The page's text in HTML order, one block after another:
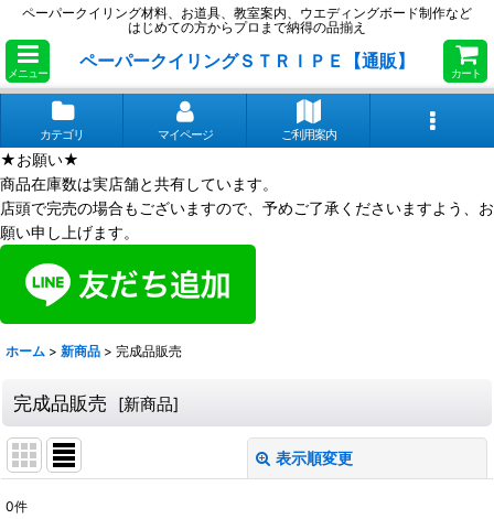
ペーパークイリング材料、お道具、教室案内、ウエディングボード制作など
はじめての方からプロまで納得の品揃え
メニュー
ペーパークイリングＳＴＲＩＰＥ【通販】
カート
カテゴリ マイページ ご利用案内
★お願い★
商品在庫数は実店舗と共有しています。
店頭で完売の場合もございますので、予めご了承くださいますよう、お
願い申し上げます。
ホーム > 新商品 > 完成品販売
完成品販売 [新商品]
表示順変更
0件